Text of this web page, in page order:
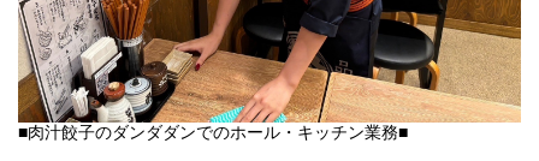
■肉汁餃子のダンダダンでのホール・キッチン業務■